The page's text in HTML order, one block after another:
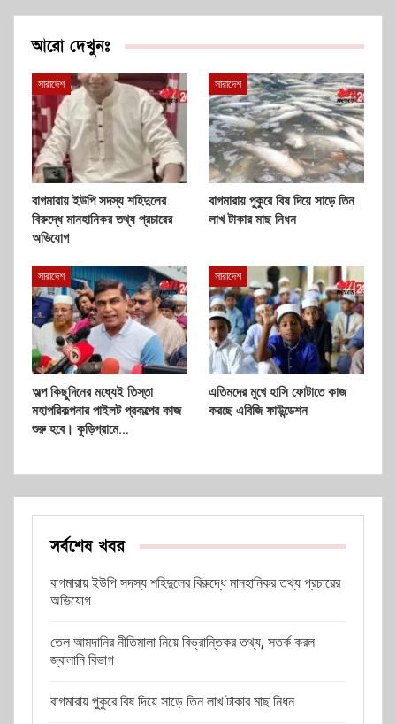
আরো দেখুনঃ
সারাদেশ
বাগমারায় ইউপি সদস্য শহিদুলের
বিরুদ্ধে মানহানিকর তথ্য প্রচারের
অভিযোগ
সারাদেশ
বাগমারায় পুকুরে বিষ দিয়ে সাড়ে তিন
লাখ টাকার মাছ নিধন
সারাদেশ
অল্প কিছুদিনের মধ্যেই তিস্তা
মহাপরিকল্পনার পাইলট প্রকল্পের কাজ
শুরু হবে। কুড়িগ্রামে…
সারাদেশ
এতিমদের মুখে হাসি ফোটাতে কাজ
করছে এবিজি ফাউন্ডেশন
সর্বশেষ খবর
বাগমারায় ইউপি সদস্য শহিদুলের বিরুদ্ধে মানহানিকর তথ্য প্রচারের
অভিযোগ
তেল আমদানির নীতিমালা নিয়ে বিভ্রান্তিকর তথ্য, সতর্ক করল
জ্বালানি বিভাগ
বাগমারায় পুকুরে বিষ দিয়ে সাড়ে তিন লাখ টাকার মাছ নিধন